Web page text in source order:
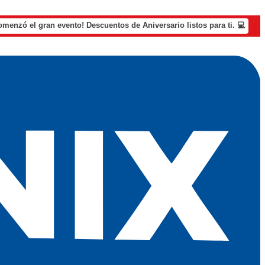
el gran evento! Descuentos de Aniversario listos para ti. 💻